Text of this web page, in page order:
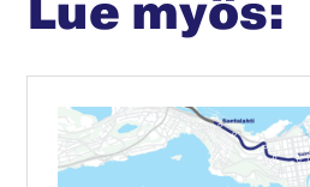
Lue myös: